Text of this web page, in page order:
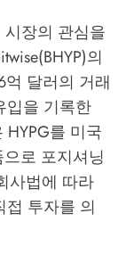
장의 관심을
의
억 달러의 거래
입을 기록한
HYPG를 미국
로 포지셔닝
사법에 따라
접 투자를 의